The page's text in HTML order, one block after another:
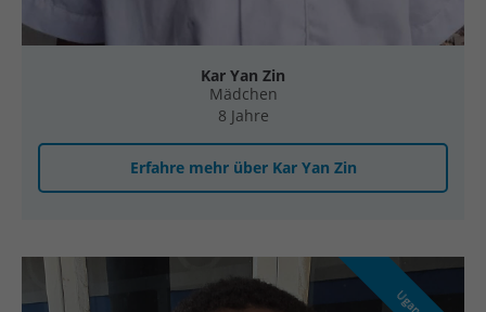
Kar Yan Zin
Mädchen
8 Jahre
Erfahre mehr über Kar Yan Zin